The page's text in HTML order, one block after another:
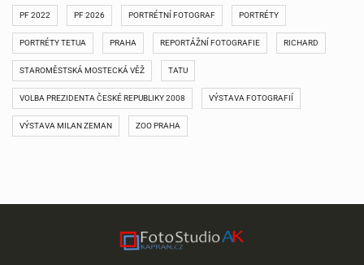
PF 2022 PF 2026 PORTRÉTNÍ FOTOGRAF PORTRÉTY
PORTRÉTY TETUA PRAHA REPORTÁŽNÍ FOTOGRAFIE RICHARD
STAROMĚSTSKÁ MOSTECKÁ VĚŽ TATU
VOLBA PREZIDENTA ČESKÉ REPUBLIKY 2008 VÝSTAVA FOTOGRAFIÍ
VÝSTAVA MILAN ZEMAN ZOO PRAHA